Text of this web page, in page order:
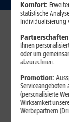
Entscheiden Sie
Ihrem
Ihr
Komfort:
statistische
Individualisierung
Ihnen
oder um
abzurechnen.
Promotion:
Serviceangeboten
(personalisierte
Wirksamkeit
Werbepartnern